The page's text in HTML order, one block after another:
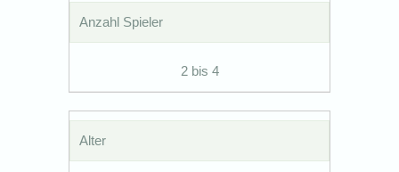
Anzahl Spieler
2 bis 4
Alter